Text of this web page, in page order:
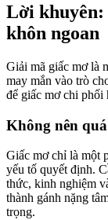
Lời khuyên:
khôn ngoan
Giải mã giấc mơ là
may mắn vào trò
để giấc mơ chi phối
Không nên
Giấc mơ chỉ là một
yếu tố quyết định.
thức, kinh nghiệm
thành gánh nặng
trọng.